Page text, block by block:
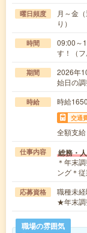
曜日頻度
月～金
り）
時間
09:00～
す！（フ
期間
2026年
始日の
時給 時給
交通
全額支給
仕事内容 総務・
＊年末
ング＊
応募資格
職種未
★年末調
職場の雰囲気